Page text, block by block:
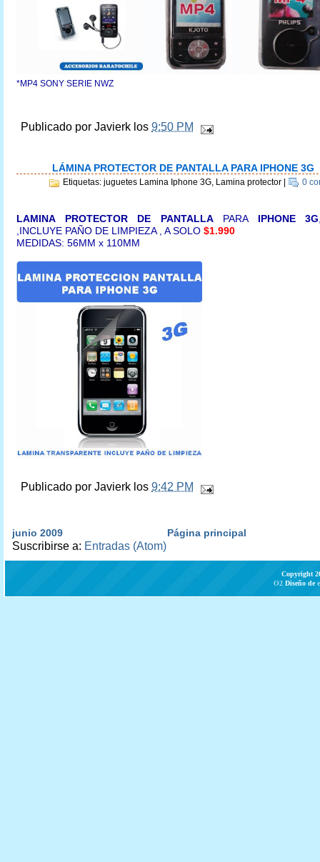
*MP4 SONY SERIE NWZ
Publicado por Javierk los 9:50 PM
LÁMINA PROTECTOR DE PANTALLA PARA IPHONE 3G
Etiquetas: juguetes Lamina Iphone 3G, Lamina protector 0
LAMINA PROTECTOR DE PANTALLAPARA IPHONE 3G
,INCLUYE PAÑO DE LIMPIEZA , A SOLO $1.990
MEDIDAS: 56MM x 110MM
Publicado por Javierk los 9:42 PM
junio 2009 Página principal
Suscribirse a: Entradas (Atom)
Copyright
O2Diseño de